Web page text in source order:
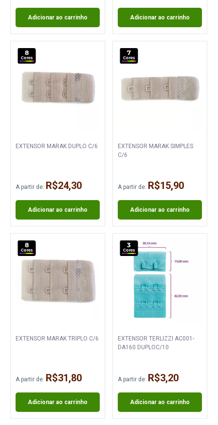
Adicionar ao carrinho Adicionar ao carrinho
8
Cores
EXTENSOR MARAK DUPLO C/6
A partir de: R$24,30
Adicionar ao carrinho
7
Cores
EXTENSOR MARAK SIMPLES
C/6
A partir de: R$15,90
Adicionar ao carrinho
8
Cores
EXTENSOR MARAK TRIPLO C/6
A partir de: R$31,80
Adicionar ao carrinho
3
Cores
EXTENSOR TERLIZZI AC001-
DA160 DUPLOC/10
A partir de: R$3,20
Adicionar ao carrinho